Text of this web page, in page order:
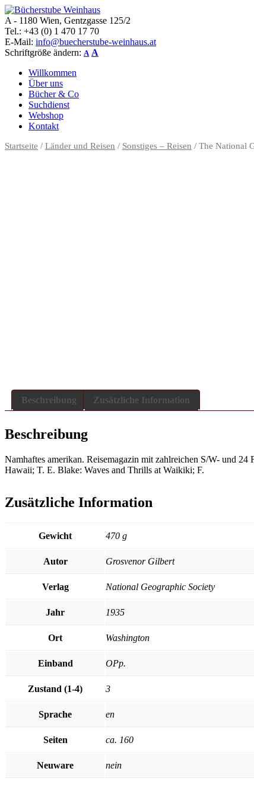
Bücherstube Weinhaus
Verkauf von seltenen antiquarischen und alten, teilweise noch
A - 1180 Wien, Gentzgasse 125/2
Tel.: +43 (0) 1 470 17 70
E-Mail: info@buecherstube-weinhaus.at
Schriftgröße ändern: A A
Willkommen
Über uns
Bücher & Co
Suchdienst
Webshop
Kontakt
Startseite / Länder und Reisen / Sonstiges – Reisen / The National
Beschreibung Zusätzliche Information
Beschreibung
Namhaftes amerikan. Reisemagazin mit zahlreichen S/W- und
Hawaii; T. E. Blake: Waves and Thrills at Waikiki; F.
Zusätzliche Information
Gewicht 470 g
Autor Grosvenor Gilbert
Verlag National Geographic Society
Jahr 1935
Ort Washington
Einband OPp.
Zustand (1-4) 3
Sprache en
Seiten ca. 160
Neuware nein